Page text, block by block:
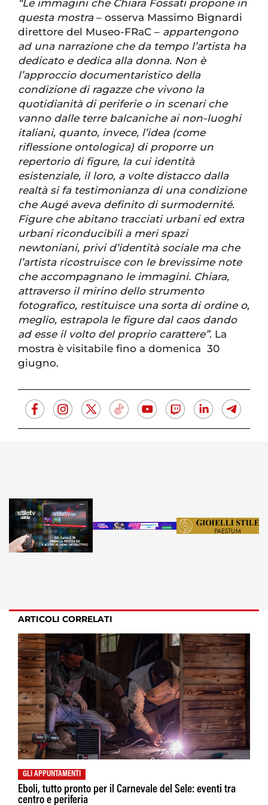
“Le immagini che Chiara Fossati propone in
questa mostra – osserva Massimo Bignardi
direttore del Museo-FRaC – appartengono
ad una narrazione che da tempo l’artista ha
dedicato e dedica alla donna. Non è
l’approccio documentaristico della
condizione di ragazze che vivono la
quotidianità di periferie o in scenari che
vanno dalle terre balcaniche ai non-luoghi
italiani, quanto, invece, l’idea (come
riflessione ontologica) di proporre un
repertorio di figure, la cui identità
esistenziale, il loro, a volte distacco dalla
realtà si fa testimonianza di una condizione
che Augé aveva definito di surmodernité.
Figure che abitano tracciati urbani ed extra
urbani riconducibili a meri spazi
newtoniani, privi d’identità sociale ma che
l’artista ricostruisce con le brevissime note
che accompagnano le immagini. Chiara,
attraverso il mirino dello strumento
fotografico, restituisce una sorta di ordine o,
meglio, estrapola le figure dal caos dando
ad esse il volto del proprio carattere”. La
mostra è visitabile fino a domenica 30
giugno.
ARTICOLI CORRELATI
GLI APPUNTAMENTI
Eboli, tutto pronto per il Carnevale del Sele: eventi tra
centro e periferia